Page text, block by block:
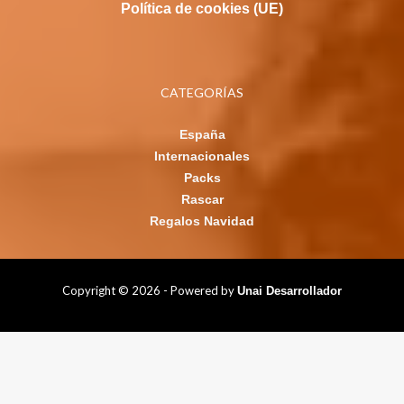
Política de cookies (UE)
CATEGORÍAS
España
Internacionales
Packs
Rascar
Regalos Navidad
Copyright © 2026 - Powered by Unai Desarrollador